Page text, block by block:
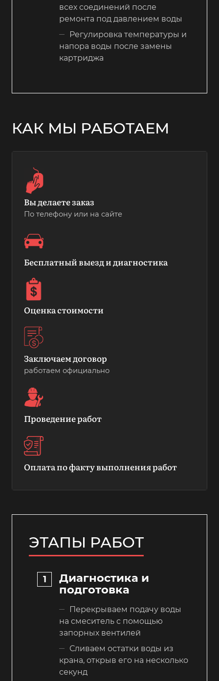
всех соединений после
ремонта под давлением воды
Регулировка температуры и
напора воды после замены
картриджа
КАК МЫ РАБОТАЕМ
Вы делаете заказ
По телефону или на сайте
Бесплатный выезд и диагностика
Оценка стоимости
Заключаем договор
работаем официально
Проведение работ
Оплата по факту выполнения работ
ЭТАПЫ РАБОТ
Диагностика и
подготовка
Перекрываем подачу воды
на смеситель с помощью
запорных вентилей
Сливаем остатки воды из
крана, открыв его на несколько
секунд